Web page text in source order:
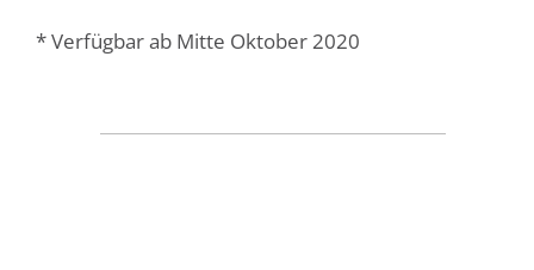
* Verfügbar ab Mitte Oktober 2020